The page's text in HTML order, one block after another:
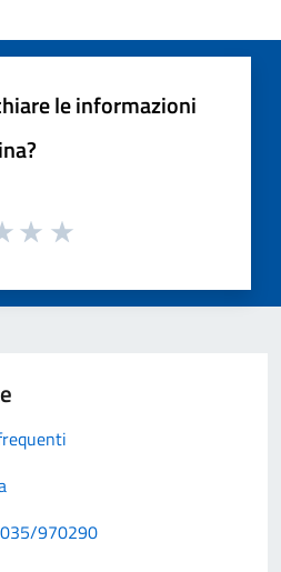
le informazioni
970290